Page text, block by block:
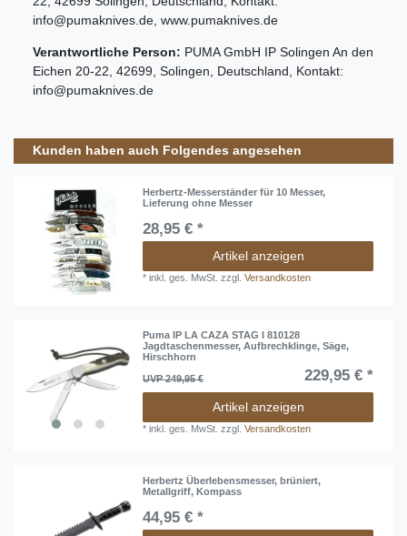
info@pumaknives.de www.pumaknives.de
Verantwortliche Person: PUMA GmbH IP Solingen An den
Eichen 20-22 42699 Solingen Deutschland , Kontakt:
info@pumaknives.de
Kunden haben auch Folgendes angesehen
Herbertz-Messerständer für 10 Messer,
Lieferung ohne Messer
28,95 € *
Artikel anzeigen
*inkl. ges. MwSt. zzgl.Versandkosten
Puma IP LA CAZA STAG I 810128
Jagdtaschenmesser, Aufbrechklinge, Säge,
Hirschhorn
UVP 249,95 €
229,95 € *
Artikel anzeigen
*inkl. ges. MwSt. zzgl.Versandkosten
Herbertz Überlebensmesser, brüniert,
Metallgriff, Kompass
44,95 € *